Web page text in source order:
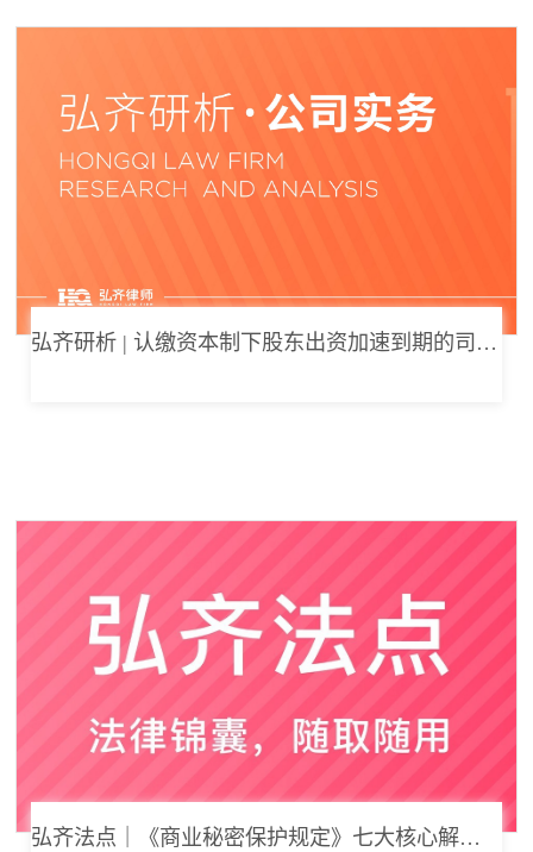
弘齐研析 | 认缴资本制下股东出资加速到期的司法边界与例外体系
弘齐法点｜《商业秘密保护规定》七大核心解读，浅谈企业商业秘密合规管理新思路